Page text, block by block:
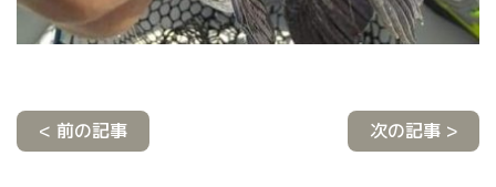
< 前の記事 次の記事 >